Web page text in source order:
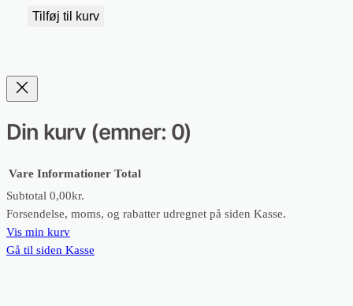
Tilføj til kurv
Din kurv (emner: 0)
Varer
i
indkøbskurv
Vare Informationer Total
Subtotal 0,00kr.
Forsendelse, moms, og rabatter udregnet på siden Kasse.
Vis min kurv
Gå til siden Kasse